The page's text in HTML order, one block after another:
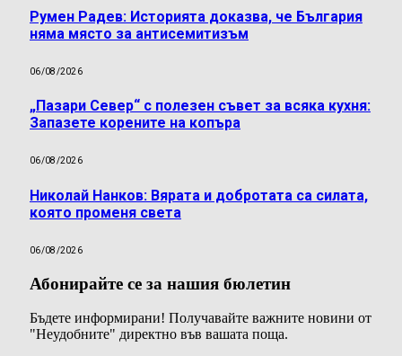
Румен Радев: Историята доказва, че България
няма място за антисемитизъм
06/08/2026
„Пазари Север“ с полезен съвет за всяка кухня:
Запазете корените на копъра
06/08/2026
Николай Нанков: Вярата и добротата са силата,
която променя света
06/08/2026
Абонирайте се за нашия бюлетин
Бъдете информирани! Получавайте важните новини от
"Неудобните" директно във вашата поща.